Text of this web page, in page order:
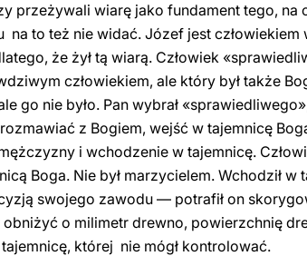
przeżywali wiarę jako fundament tego, na
to też nie widać. Józef jest
że żył tą wiarą. Człowiek
człowiekiem, ale który był także
go nie było. Pan wybrał
z Bogiem, wejść w tajemnicę
i wchodzenie w tajemnicę.
Boga. Nie był marzycielem. Wchodził w
swojego zawodu — potrafił on
o milimetr drewno, powierzchnię
której nie mógł kontrolować.